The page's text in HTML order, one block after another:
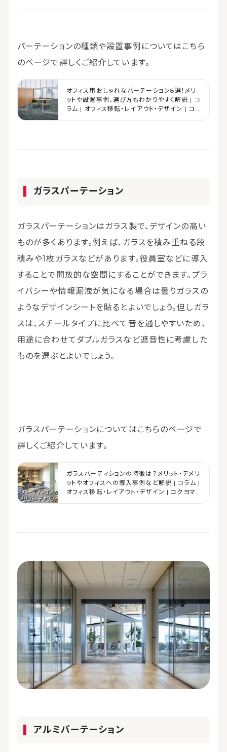
パーテーションの種類や設置事例についてはこちら
のページで詳しくご紹介しています。
オフィス用おしゃれなパーテーション8選！メリ
ットや設置事例、選び方もわかりやすく解説 | コ
ラム | オフィス移転・レイアウト・デザイン | コ
ガラスパーテーション
ガラスパーテーションはガラス製で、デザインの高い
ものが多くあります。例えば、ガラスを積み重ねる段
積みや1枚ガラスなどがあります。役員室などに導入
することで開放的な空間にすることができます。プラ
イバシーや情報漏洩が気になる場合は曇りガラスの
ようなデザインシートを貼るとよいでしょう。但しガラ
スは、スチールタイプに比べて音を通しやすいため、
用途に合わせてダブルガラスなど遮音性に考慮した
ものを選ぶとよいでしょう。
ガラスパーテーションについてはこちらのページで
詳しくご紹介しています。
ガラスパーティションの特徴は？メリット・デメリ
ットやオフィスへの導入事例など解説 | コラム |
オフィス移転・レイアウト・デザイン | コクヨマ
アルミパーテーション